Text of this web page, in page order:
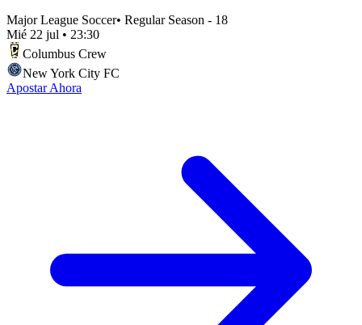
Major League Soccer• Regular Season - 18
Mié 22 jul • 23:30
Columbus Crew
New York City FC
Apostar Ahora